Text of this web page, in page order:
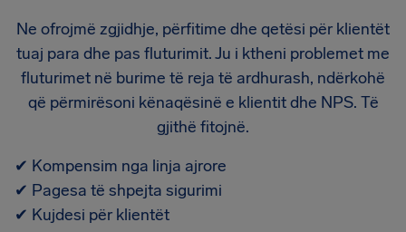
Ne ofrojmë zgjidhje, përfitime dhe qetësi për klientët
tuaj para dhe pas fluturimit. Ju i ktheni problemet me
fluturimet në burime të reja të ardhurash, ndërkohë
që përmirësoni kënaqësinë e klientit dhe NPS. Të
gjithë fitojnë.
✔ Kompensim nga linja ajrore
✔ Pagesa të shpejta sigurimi
✔ Kujdesi për klientët